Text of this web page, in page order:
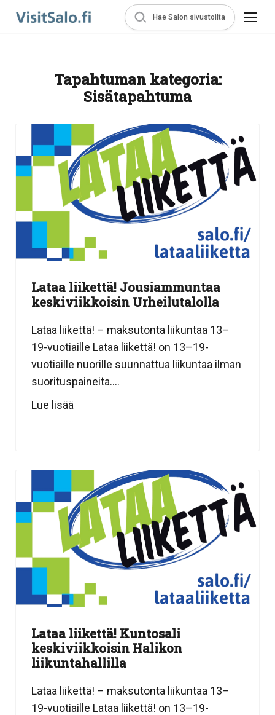
Hae Salon sivustoilta
Tapahtuman kategoria:
Sisätapahtuma
Lataa liikettä! Jousiammuntaa
keskiviikkoisin Urheilutalolla
Lataa liikettä! – maksutonta liikuntaa 13–
19-vuotiaille Lataa liikettä! on 13–19-
vuotiaille nuorille suunnattua liikuntaa ilman
suorituspaineita....
Lue lisää
Lataa liikettä! Kuntosali
keskiviikkoisin Halikon
liikuntahallilla
Lataa liikettä! – maksutonta liikuntaa 13–
19-vuotiaille Lataa liikettä! on 13–19-